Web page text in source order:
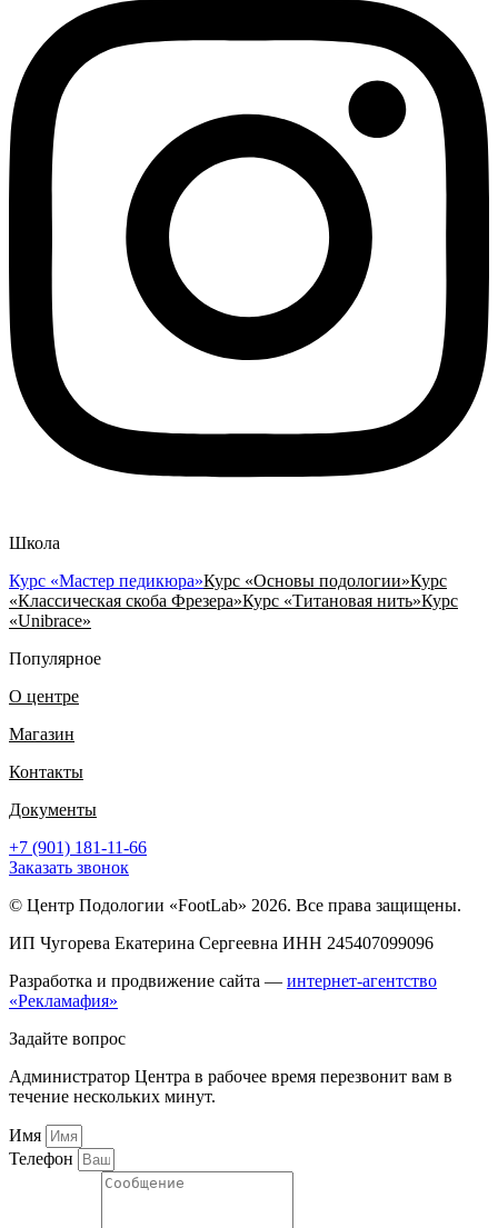
Школа
Курс «Мастер педикюра»Курс «Основы подологии»Курс
«Классическая скоба Фрезера»Курс «Титановая нить»Курс
«Unibrace»
Популярное
О центре
Магазин
Контакты
Документы
+7 (901) 181-11-66
Заказать звонок
© Центр Подологии «FootLab» 2026. Все права защищены.
ИП Чугорева Екатерина Сергеевна ИНН 245407099096
Разработка и продвижение сайта — интернет-агентство
«Рекламафия»
Задайте вопрос
Администратор Центра в рабочее время перезвонит вам в
течение нескольких минут.
Имя
Телефон